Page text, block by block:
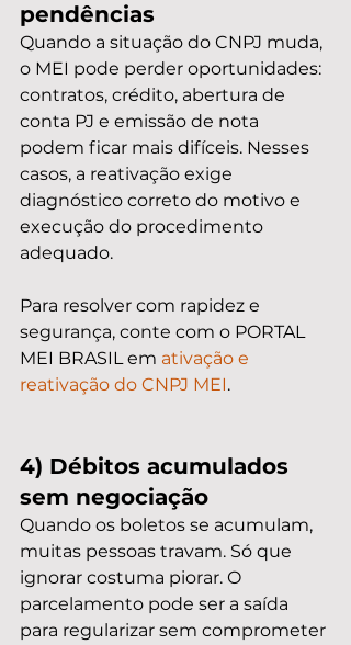
pendências
Quando a situação do CNPJ muda,
o MEI pode perder oportunidades:
contratos, crédito, abertura de
conta PJ e emissão de nota
podem ficar mais difíceis. Nesses
casos, a reativação exige
diagnóstico correto do motivo e
execução do procedimento
adequado.
Para resolver com rapidez e
segurança, conte com o PORTAL
MEI BRASIL em ativação e
reativação do CNPJ MEI.
4) Débitos acumulados
sem negociação
Quando os boletos se acumulam,
muitas pessoas travam. Só que
ignorar costuma piorar. O
parcelamento pode ser a saída
para regularizar sem comprometer